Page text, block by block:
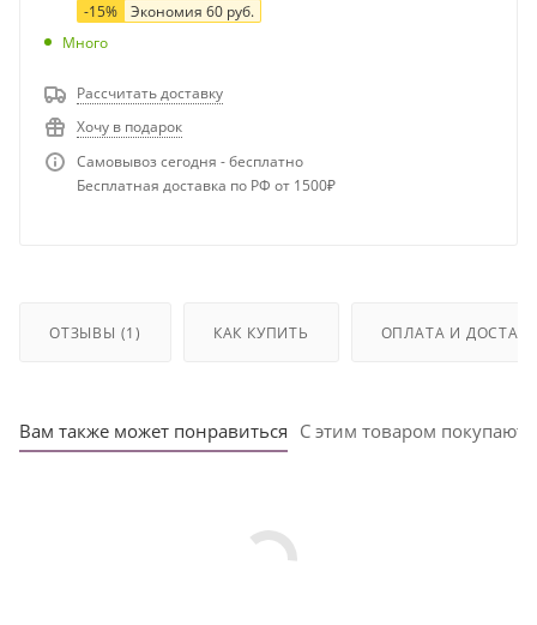
-15% Экономия 60 руб.
Много
Рассчитать доставку
Хочу в подарок
Самовывоз сегодня - бесплатно
Бесплатная доставка по РФ от 1500₽
ОТЗЫВЫ (1) КАК КУПИТЬ ОПЛАТА И
Вам также может понравиться С этим товаром покупают